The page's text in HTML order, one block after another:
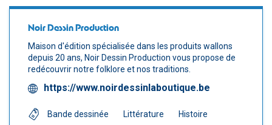
Noir Dessin Production
Maison d'édition spécialisée dans les produits wallons
depuis 20 ans, Noir Dessin Production vous propose de
redécouvrir notre folklore et nos traditions.
https://www.noirdessinlaboutique.be
Bande dessinée Littérature
Histoire